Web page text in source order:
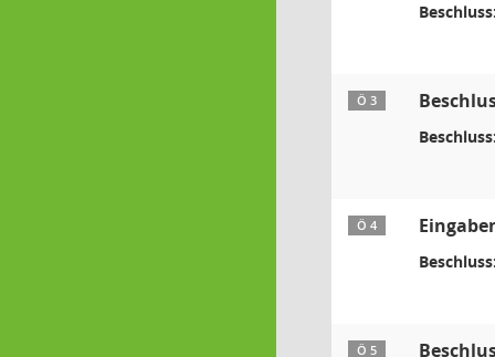
Ö 3
Ö 4
Ö 5